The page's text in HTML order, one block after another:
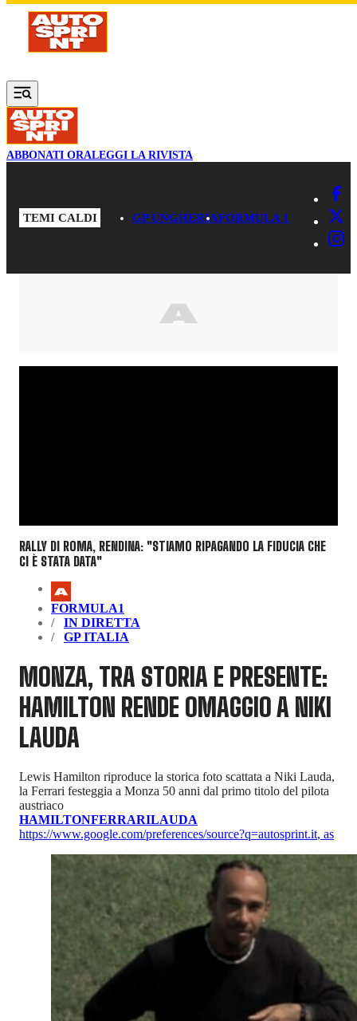
Vai al contenuto principale
ABBONATI ORALEGGI LA RIVISTA
TEMI CALDI GP UNGHERIAFORMULA 1
RALLY DI ROMA, RENDINA: "STIAMO RIPAGANDO LA FIDUCIA CHE
CI È STATA DATA"
FORMULA1
IN DIRETTA
GP ITALIA
MONZA, TRA STORIA E PRESENTE:
HAMILTON RENDE OMAGGIO A NIKI
LAUDA
Lewis Hamilton riproduce la storica foto scattata a Niki Lauda,
la Ferrari festeggia a Monza 50 anni dal primo titolo del pilota
austriaco
HAMILTONFERRARILAUDA
https://www.google.com/preferences/source?q=autosprint.it, as